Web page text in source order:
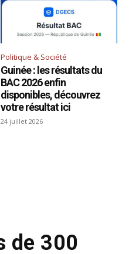
Politique & Société
Guinée : les résultats du
BAC 2026 enfin
disponibles, découvrez
votre résultat ici
24 juillet 2026